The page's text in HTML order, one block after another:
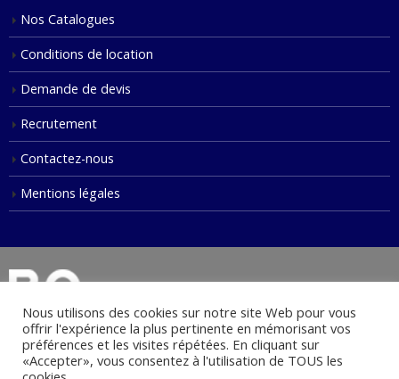
Nos Catalogues
Conditions de location
Demande de devis
Recrutement
Contactez-nous
Mentions légales
© Copyright 2021. Tous droits réservés.
Nous utilisons des cookies sur notre site Web pour vous
offrir l'expérience la plus pertinente en mémorisant vos
préférences et les visites répétées. En cliquant sur
«Accepter», vous consentez à l'utilisation de TOUS les